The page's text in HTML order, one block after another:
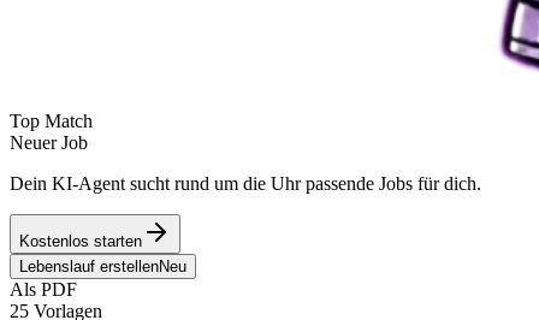
Top Match
Neuer Job
Dein KI-Agent sucht rund um die Uhr passende Jobs für dich.
Kostenlos starten
Lebenslauf erstellenNeu
Als PDF
25 Vorlagen